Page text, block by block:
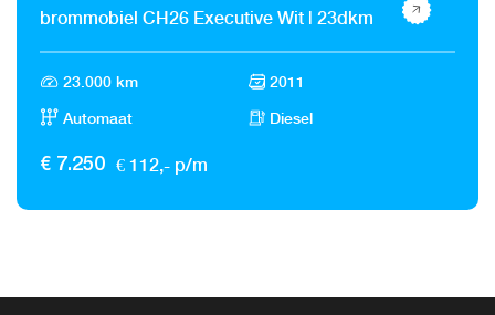
brommobiel CH26 Executive Wit | 23dkm
23.000 km 2011
Automaat Diesel
€ 7.250 € 112,- p/m